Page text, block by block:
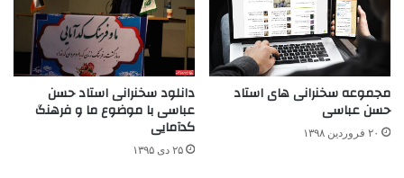
مجموعه سخنرانی های استاد
حسن عباسی
۲۰ فروردین ۱۳۹۸
دانلود سخنرانی استاد حسن
عباسی با موضوع ما و فرهنگ
کدآمایی
۲۵ دی ۱۳۹۵